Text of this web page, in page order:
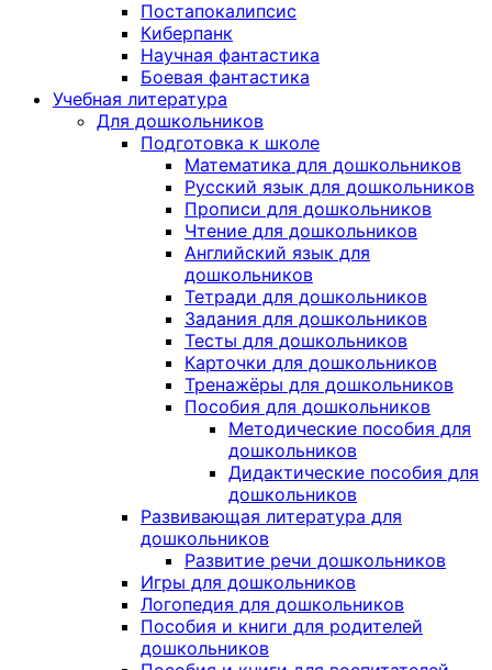
Постапокалипсис
Киберпанк
Научная фантастика
Боевая фантастика
Учебная литература
Для дошкольников
Подготовка к школе
Математика для дошкольников
Русский язык для дошкольников
Прописи для дошкольников
Чтение для дошкольников
Английский язык для
дошкольников
Тетради для дошкольников
Задания для дошкольников
Тесты для дошкольников
Карточки для дошкольников
Тренажёры для дошкольников
Пособия для дошкольников
Методические пособия для
дошкольников
Дидактические пособия для
дошкольников
Развивающая литература для
дошкольников
Развитие речи дошкольников
Игры для дошкольников
Логопедия для дошкольников
Пособия и книги для родителей
дошкольников